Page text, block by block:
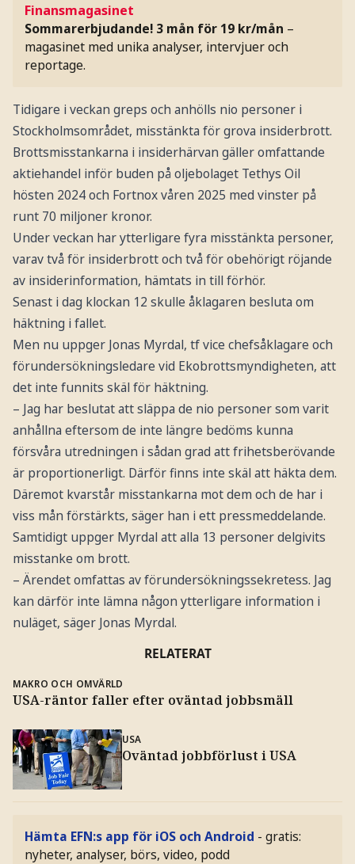
Finansmagasinet
Sommarerbjudande! 3 mån för 19 kr/mån –
magasinet med unika analyser, intervjuer och
reportage.
Tidigare i veckan greps och anhölls nio personer i
Stockholmsområdet, misstänkta för grova insiderbrott.
Brottsmisstankarna i insiderhärvan gäller omfattande
aktiehandel inför buden på oljebolaget Tethys Oil
hösten 2024 och Fortnox våren 2025 med vinster på
runt 70 miljoner kronor.
Under veckan har ytterligare fyra misstänkta personer,
varav två för insiderbrott och två för obehörigt röjande
av insiderinformation, hämtats in till förhör.
Senast i dag klockan 12 skulle åklagaren besluta om
häktning i fallet.
Men nu uppger Jonas Myrdal, tf vice chefsåklagare och
förundersökningsledare vid Ekobrottsmyndigheten, att
det inte funnits skäl för häktning.
– Jag har beslutat att släppa de nio personer som varit
anhållna eftersom de inte längre bedöms kunna
försvåra utredningen i sådan grad att frihetsberövande
är proportionerligt. Därför finns inte skäl att häkta dem.
Däremot kvarstår misstankarna mot dem och de har i
viss mån förstärkts, säger han i ett pressmeddelande.
Samtidigt uppger Myrdal att alla 13 personer delgivits
misstanke om brott.
– Ärendet omfattas av förundersökningssekretess. Jag
kan därför inte lämna någon ytterligare information i
nuläget, säger Jonas Myrdal.
RELATERAT
MAKRO OCH OMVÄRLD
USA-räntor faller efter oväntad jobbsmäll
USA
Oväntad jobbförlust i USA
Hämta EFN:s app för iOS och Android - gratis:
nyheter, analyser, börs, video, podd